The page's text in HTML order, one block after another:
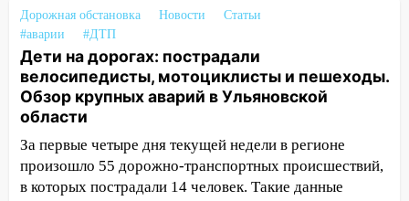
17:16 В реанимацию Ульяновской
областной больницы поступили шесть
новых аппаратов ИВЛ
16:51 В Чердаклинском районе
ремонтируют дороги, ставят остановки
и проводят новое освещение
16:35 В Ульяновске установили ещё
девять бункеров для крупногабаритного
Дорожная обстановка Новости
Статьи
#аварии
#ДТП
Дети на дорогах: пострадали
велосипедисты, мотоциклисты и пешеходы.
Обзор крупных аварий в Ульяновской
области
За первые четыре дня текущей недели в регионе
произошло 55 дорожно-транспортных происшествий,
в которых пострадали 14 человек. Такие данные